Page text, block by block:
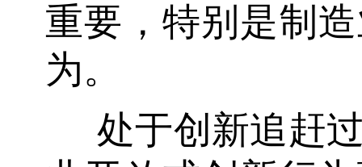
重要，特别是制
为。
处于创新追赶